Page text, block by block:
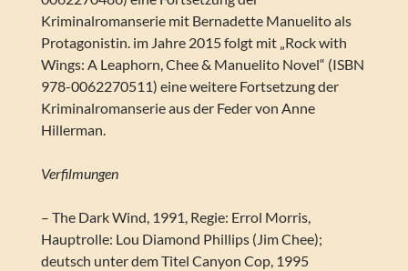
Kriminalromanserie mit Bernadette Manuelito als
Protagonistin. im Jahre 2015 folgt mit „Rock with
Wings: A Leaphorn, Chee & Manuelito Novel“ (ISBN
978-0062270511) eine weitere Fortsetzung der
Kriminalromanserie aus der Feder von Anne
Hillerman.
Verfilmungen
– The Dark Wind, 1991, Regie: Errol Morris,
Hauptrolle: Lou Diamond Phillips (Jim Chee);
deutsch unter dem Titel Canyon Cop, 1995